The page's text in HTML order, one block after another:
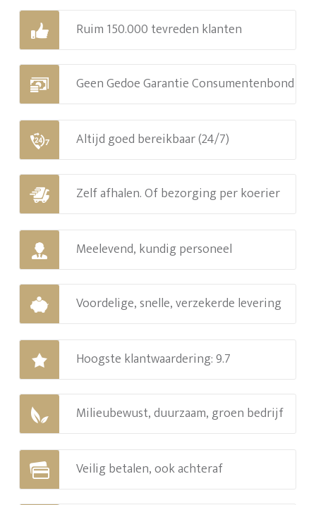
Ruim 150.000 tevreden klanten
Geen Gedoe Garantie Consumentenbond
Altijd goed bereikbaar (24/7)
Zelf afhalen. Of bezorging per koerier
Meelevend, kundig personeel
Voordelige, snelle, verzekerde levering
Hoogste klantwaardering: 9.7
Milieubewust, duurzaam, groen bedrijf
Veilig betalen, ook achteraf